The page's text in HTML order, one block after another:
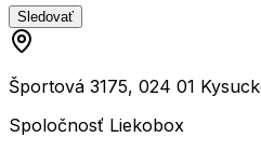
Sledovať
Športová 3175, 024 01
Spoločnosť Liekobox